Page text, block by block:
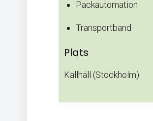
Packautomation
Transportband
Plats
Kallhäll (Stockholm)